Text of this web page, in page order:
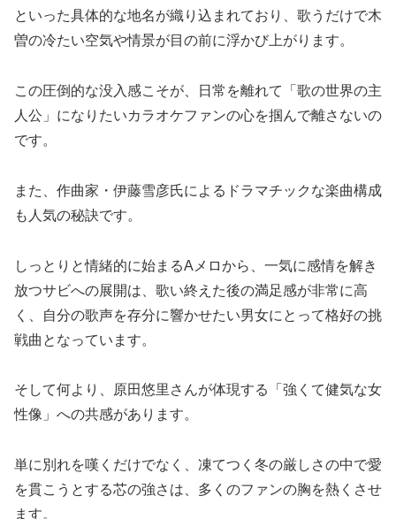
といった具体的な地名が織り込まれており、歌うだけで木
曽の冷たい空気や情景が目の前に浮かび上がります。
この圧倒的な没入感こそが、日常を離れて「歌の世界の主
人公」になりたいカラオケファンの心を掴んで離さないの
です。
また、作曲家・伊藤雪彦氏によるドラマチックな楽曲構成
も人気の秘訣です。
しっとりと情緒的に始まるAメロから、一気に感情を解き
放つサビへの展開は、歌い終えた後の満足感が非常に高
く、自分の歌声を存分に響かせたい男女にとって格好の挑
戦曲となっています。
そして何より、原田悠里さんが体現する「強くて健気な女
性像」への共感があります。
単に別れを嘆くだけでなく、凍てつく冬の厳しさの中で愛
を貫こうとする芯の強さは、多くのファンの胸を熱くさせ
ます。